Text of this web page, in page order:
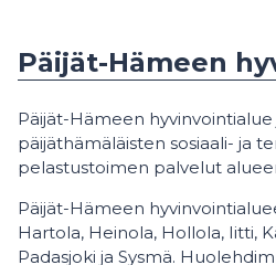
Päijät-Hämeen
Päijät-Hämeen hyvinvointialue
päijäthämäläisten sosiaali- ja
pelastustoimen palvelut
Päijät-Hämeen
Hartola, Heinola, Hollola, Iitti,
Padasjoki ja Sysmä.